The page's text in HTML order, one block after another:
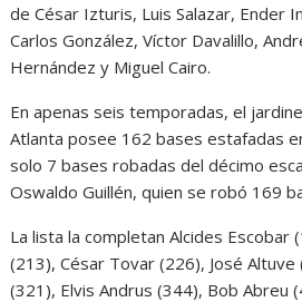
de César Izturis, Luis Salazar, Ender
Carlos González, Víctor Davalillo,
Hernández y Miguel Cairo.
En apenas seis temporadas, el
Atlanta posee 162 bases estafadas
solo 7 bases robadas del décimo
Oswaldo Guillén, quien se robó 169
La lista la completan Alcides Escobar
(213), César Tovar (226), José Altuve
(321), Elvis Andrus (344), Bob Abreu